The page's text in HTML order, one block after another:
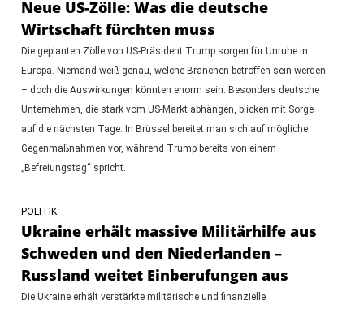
Neue US-Zölle: Was die deutsche
Wirtschaft fürchten muss
Die geplanten Zölle von US-Präsident Trump sorgen für Unruhe in
Europa. Niemand weiß genau, welche Branchen betroffen sein werden
– doch die Auswirkungen könnten enorm sein. Besonders deutsche
Unternehmen, die stark vom US-Markt abhängen, blicken mit Sorge
auf die nächsten Tage. In Brüssel bereitet man sich auf mögliche
Gegenmaßnahmen vor, während Trump bereits von einem
„Befreiungstag“ spricht.
POLITIK
Ukraine erhält massive Militärhilfe aus
Schweden und den Niederlanden –
Russland weitet Einberufungen aus
Die Ukraine erhält verstärkte militärische und finanzielle